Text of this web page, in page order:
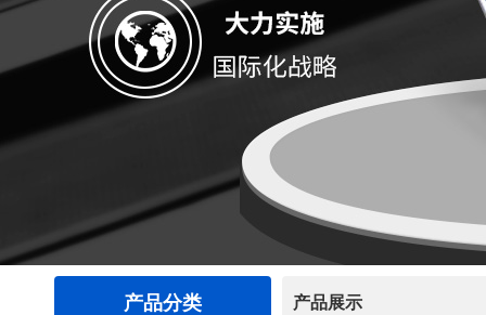
产品分类 产品展示